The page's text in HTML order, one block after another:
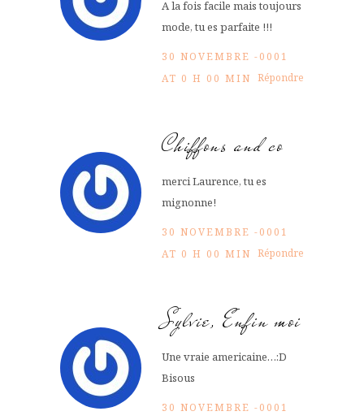
A la fois facile mais toujours
mode, tu es parfaite !!!
30 NOVEMBRE -0001
AT 0 H 00 MIN Répondre
Chiffons and co
merci Laurence, tu es
mignonne!
30 NOVEMBRE -0001
AT 0 H 00 MIN Répondre
Sylvie, Enfin moi
Une vraie americaine…:D
Bisous
30 NOVEMBRE -0001